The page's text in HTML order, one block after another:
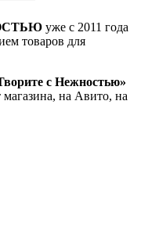
уже с 2011 года
товаров для
с Нежностью»
магазина, на Авито, на